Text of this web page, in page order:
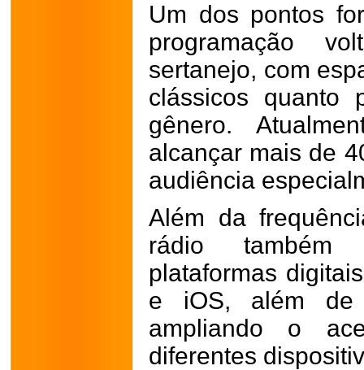
Um dos pontos
programação
sertanejo, com
clássicos quanto
gênero.
alcançar mais de
audiência
Além da
rádio
plataformas
e iOS, além de
ampliando o
diferentes